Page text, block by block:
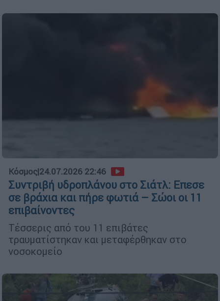
Κόσμος|24.07.2026 22:46
Συντριβή υδροπλάνου στο Σιάτλ: Eπεσε
σε βράχια και πήρε φωτιά – Σώοι οι 11
επιβαίνοντες
Τέσσερις από του 11 επιβάτες
τραυματίστηκαν και μεταφέρθηκαν στο
νοσοκομείο